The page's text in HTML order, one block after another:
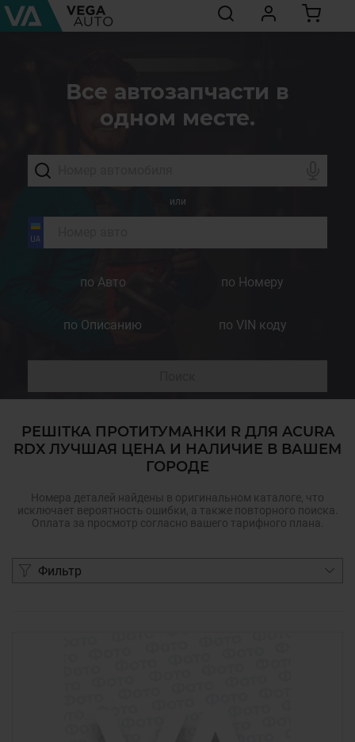
Все автозапчасти в
одном месте.
или
по Авто по Номеру
по Описанию по VIN коду
РЕШІТКА ПРОТИТУМАНКИ R ДЛЯ ACURA
RDX ЛУЧШАЯ ЦЕНА И НАЛИЧИЕ В ВАШЕМ
ГОРОДЕ
Номера деталей найдены в оригинальном каталоге, что
исключает вероятность ошибки, а также повторного поиска.
Оплата за просмотр согласно вашего тарифного плана.
Фильтр